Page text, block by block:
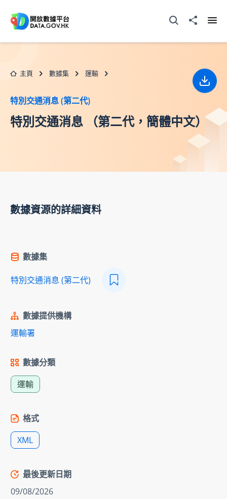
打開搜尋器分享至
主頁 數據集 運輸
特別交通消息 (第二代)
特別交通消息 （第二代，簡體中文）
下載
數據資源的詳細資料
數據集
特別交通消息 (第二代)
數據提供機構
運輸署
數據分類
運輸
格式
XML
最後更新日期
09/08/2026